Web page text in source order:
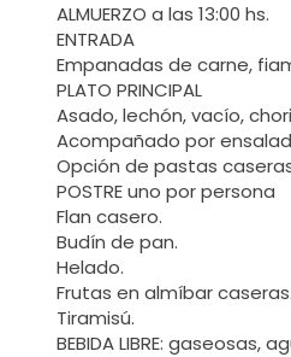
ALMUERZO a las 13:00 hs.
ENTRADA
Empanadas de carne,
PLATO PRINCIPAL
Asado, lechón, vacío,
Acompañado por
Opción de pastas
POSTRE uno por persona
Flan casero.
Budín de pan.
Helado.
Frutas en almíbar caseras.
Tiramisú.
BEBIDA LIBRE: